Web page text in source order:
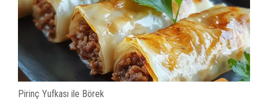
Pirinç Yufkası ile Börek